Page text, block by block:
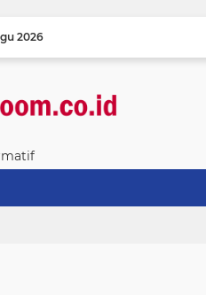
2026